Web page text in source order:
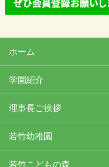
ホーム
学園紹介
理事長ご挨拶
若竹幼稚園
若竹こどもの森